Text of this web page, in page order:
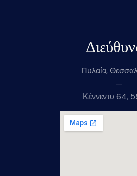
Πυλαία,
—
Κέννεντυ 64,